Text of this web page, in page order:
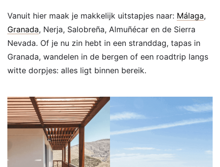
Vanuit hier maak je makkelijk uitstapjes naar: Málaga,
Granada, Nerja, Salobreña, Almuñécar en de Sierra
Nevada. Of je nu zin hebt in een stranddag, tapas in
Granada, wandelen in de bergen of een roadtrip langs
witte dorpjes: alles ligt binnen bereik.